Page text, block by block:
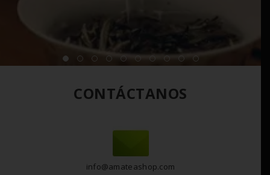
CONTÁCTANOS
info@amateashop.com